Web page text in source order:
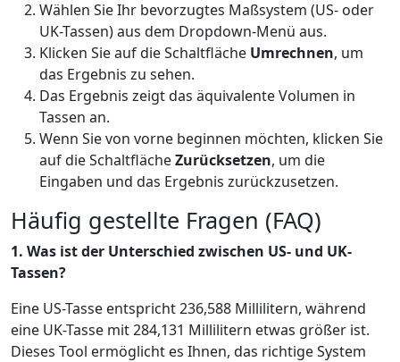
Wählen Sie Ihr bevorzugtes Maßsystem (US- oder
UK-Tassen) aus dem Dropdown-Menü aus.
Klicken Sie auf die Schaltfläche Umrechnen, um
das Ergebnis zu sehen.
Das Ergebnis zeigt das äquivalente Volumen in
Tassen an.
Wenn Sie von vorne beginnen möchten, klicken Sie
auf die SchaltflächeZurücksetzen, um die
Eingaben und das Ergebnis zurückzusetzen.
Häufig gestellte Fragen (FAQ)
1. Was ist der Unterschied zwischen US- und UK-
Tassen?
Eine US-Tasse entspricht 236,588 Millilitern, während
eine UK-Tasse mit 284,131 Millilitern etwas größer ist.
Dieses Tool ermöglicht es Ihnen, das richtige System